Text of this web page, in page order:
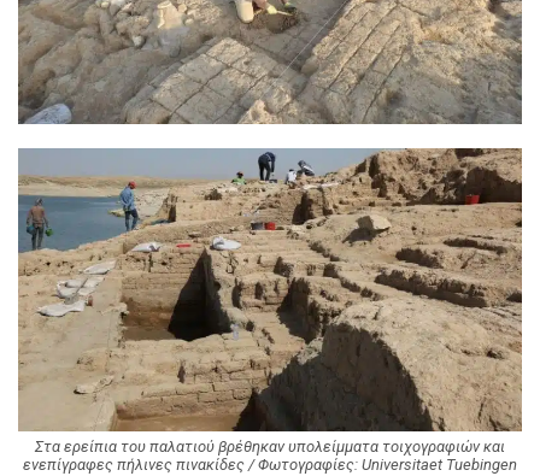
Στα ερείπια του παλατιού βρέθηκαν υπολείμματα τοιχογραφιών και
ενεπίγραφες πήλινες πινακίδες / Φωτογραφίες: Universitaet Tuebingen